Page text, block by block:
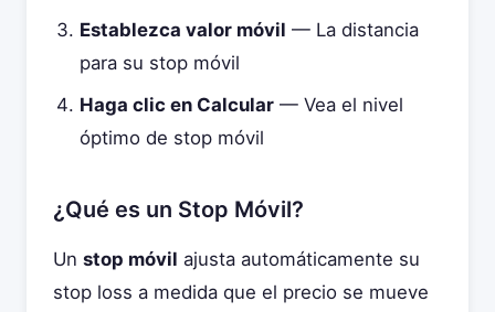
Establezca valor móvil — La distancia
para su stop móvil
Haga clic en Calcular — Vea el nivel
óptimo de stop móvil
¿Qué es un Stop Móvil?
Un stop móvil ajusta automáticamente su
stop loss a medida que el precio se mueve